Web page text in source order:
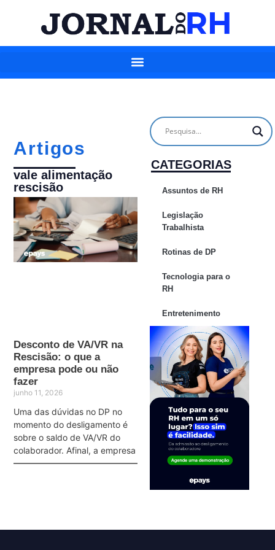
Artigos
vale alimentação
rescisão
Desconto de VA/VR na
Rescisão: o que a
empresa pode ou não
fazer
junho 11, 2026
Uma das dúvidas no DP no
momento do desligamento é
sobre o saldo de VA/VR do
colaborador. Afinal, a empresa
CATEGORIAS
Assuntos de RH
Legislação
Trabalhista
Rotinas de DP
Tecnologia para o
RH
Entretenimento